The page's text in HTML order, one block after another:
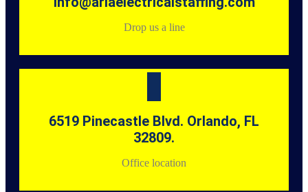
Drop us a line
6519 Pinecastle Blvd. Orlando, FL
32809.
Office location